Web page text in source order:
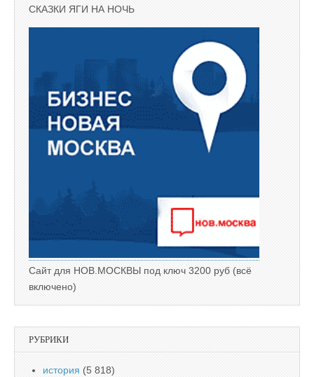
СКАЗКИ ЯГИ НА НОЧЬ
Сайт для НОВ.МОСКВЫ под ключ 3200 руб (всё
включено)
РУБРИКИ
история (5 818)